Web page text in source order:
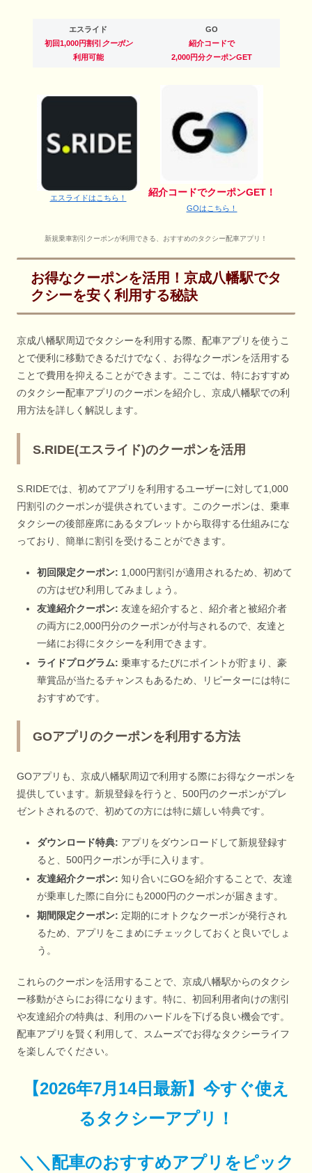
エスライド
初回1,000円割引 クーポン
利用可能
GO
紹介コードで
2,000円分クーポンGET
エスライドはこちら！
紹介コードでクーポンGET！
GOはこちら！
新規乗車割引クーポンが利用できる、おすすめのタクシー配車アプリ！
お得なクーポンを活用！京成八幡駅でタ
クシーを安く利用する秘訣
京成八幡駅周辺でタクシーを利用する際、配車アプリを使うこ
とで便利に移動できるだけでなく、お得なクーポンを活用する
ことで費用を抑えることができます。ここでは、特におすすめ
のタクシー配車アプリのクーポンを紹介し、京成八幡駅での利
用方法を詳しく解説します。
S.RIDE(エスライド)のクーポンを活用
S.RIDEでは、初めてアプリを利用するユーザーに対して1,000
円割引のクーポンが提供されています。このクーポンは、乗車
タクシーの後部座席にあるタブレットから取得する仕組みにな
っており、簡単に割引を受けることができます。
初回限定クーポン: 1,000円割引が適用されるため、初めて
の方はぜひ利用してみましょう。
友達紹介クーポン: 友達を紹介すると、紹介者と被紹介者
の両方に2,000円分のクーポンが付与されるので、友達と
一緒にお得にタクシーを利用できます。
ライドプログラム: 乗車するたびにポイントが貯まり、豪
華賞品が当たるチャンスもあるため、リピーターには特に
おすすめです。
GOアプリのクーポンを利用する方法
GOアプリも、京成八幡駅周辺で利用する際にお得なクーポンを
提供しています。新規登録を行うと、500円のクーポンがプレ
ゼントされるので、初めての方には特に嬉しい特典です。
ダウンロード特典: アプリをダウンロードして新規登録す
ると、500円クーポンが手に入ります。
友達紹介クーポン: 知り合いにGOを紹介することで、友達
が乗車した際に自分にも2000円のクーポンが届きます。
期間限定クーポン: 定期的にオトクなクーポンが発行され
るため、アプリをこまめにチェックしておくと良いでしょ
う。
これらのクーポンを活用することで、京成八幡駅からのタクシ
ー移動がさらにお得になります。特に、初回利用者向けの割引
や友達紹介の特典は、利用のハードルを下げる良い機会です。
配車アプリを賢く利用して、スムーズでお得なタクシーライフ
を楽しんでください。
【2026年7月14日最新】 今すぐ使え
るタクシーアプリ！
＼＼配車のおすすめアプリをピック